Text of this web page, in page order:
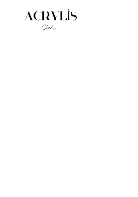
infection. * However, the dangerous code
the file is now safe to use. */